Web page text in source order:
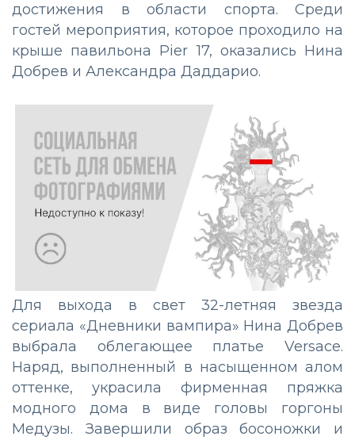
достижения в области спорта. Среди
гостей мероприятия, которое проходило на
крыше павильона Pier 17, оказались Нина
Добрев и Александра Даддарио.
Для выхода в свет 32-летняя звезда
сериала «Дневники вампира» Нина Добрев
выбрала облегающее платье Versace.
Наряд, выполненный в насыщенном алом
оттенке, украсила фирменная пряжка
модного дома в виде головы горгоны
Медузы. Завершили образ босоножки и